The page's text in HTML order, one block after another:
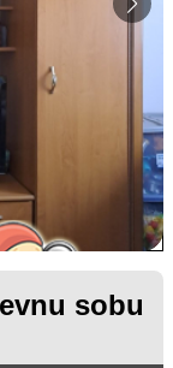
sobu